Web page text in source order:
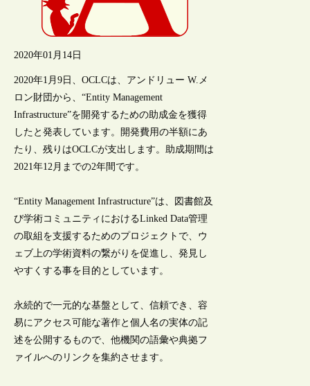
2020年01月14日
2020年1月9日、OCLCは、アンドリュー W.メ
ロン財団から、“Entity Management
Infrastructure”を開発するための助成金を獲得
したと発表しています。開発費用の半額にあ
たり、残りはOCLCが支出します。助成期間は
2021年12月までの2年間です。
“Entity Management Infrastructure”は、図書館及
び学術コミュニティにおけるLinked Data管理
の取組を支援するためのプロジェクトで、ウ
ェブ上の学術資料の繋がりを促進し、発見し
やすくする事を目的としています。
永続的で一元的な基盤として、信頼でき、容
易にアクセス可能な著作と個人名の実体の記
述を公開するもので、他機関の語彙や典拠フ
ァイルへのリンクを集約させます。